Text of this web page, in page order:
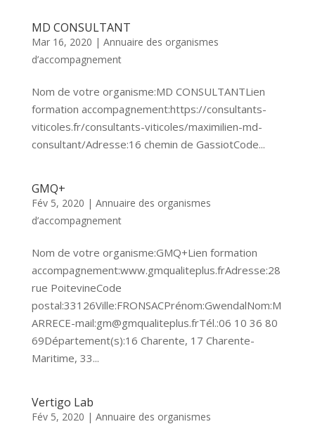
MD CONSULTANT
Mar 16, 2020 | Annuaire des organismes
d’accompagnement
Nom de votre organisme:MD CONSULTANTLien
formation accompagnement:https://consultants-
viticoles.fr/consultants-viticoles/maximilien-md-
consultant/Adresse:16 chemin de GassiotCode...
GMQ+
Fév 5, 2020 | Annuaire des organismes
d’accompagnement
Nom de votre organisme:GMQ+Lien formation
accompagnement:www.gmqualiteplus.frAdresse:28
rue PoitevineCode
postal:33126Ville:FRONSACPrénom:GwendalNom:M
ARRECE-mail:gm@gmqualiteplus.frTél.:06 10 36 80
69Département(s):16 Charente, 17 Charente-
Maritime, 33...
Vertigo Lab
Fév 5, 2020 | Annuaire des organismes